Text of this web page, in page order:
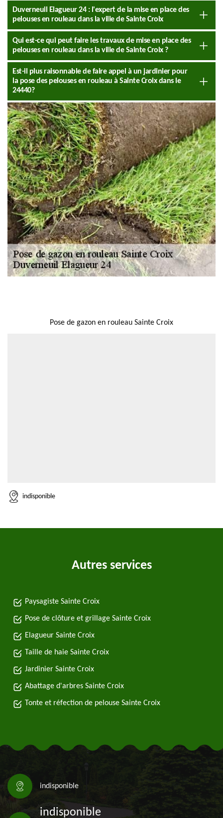
Duverneuil Elagueur 24 : l'expert de la mise en place des
pelouses en rouleau dans la ville de Sainte Croix
Qui est-ce qui peut faire les travaux de mise en place des
pelouses en rouleau dans la ville de Sainte Croix ?
Est-il plus raisonnable de faire appel à un jardinier pour
la pose des pelouses en rouleau à Sainte Croix dans le
24440?
Pose de gazon en rouleau Sainte Croix
indisponible
Autres services
Paysagiste Sainte Croix
Pose de clôture et grillage Sainte Croix
Elagueur Sainte Croix
Taille de haie Sainte Croix
Jardinier Sainte Croix
Abattage d'arbres Sainte Croix
Tonte et réfection de pelouse Sainte Croix
indisponible
indisponible